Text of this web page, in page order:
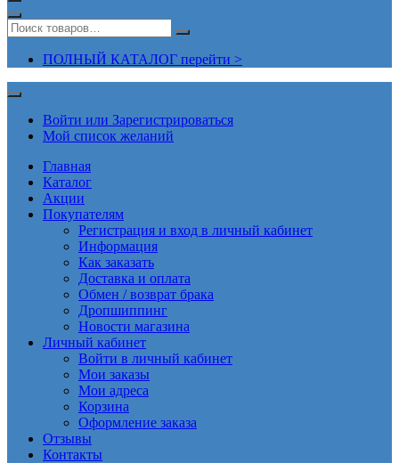
ПОЛНЫЙ КАТАЛОГ перейти >
Войти или Зарегистрироваться
Мой список желаний
Главная
Каталог
Акции
Покупателям
Регистрация и вход в личный кабинет
Информация
Как заказать
Доставка и оплата
Обмен / возврат брака
Дропшиппинг
Новости магазина
Личный кабинет
Войти в личный кабинет
Мои заказы
Мои адреса
Корзина
Оформление заказа
Отзывы
Контакты